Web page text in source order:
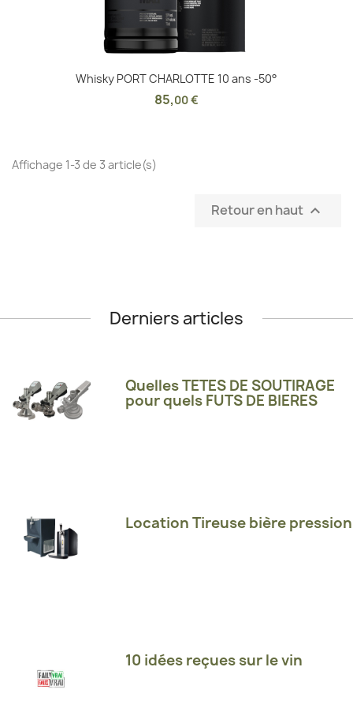
Whisky PORT CHARLOTTE 10 ans -50°
85,00 €
Affichage 1-3 de 3 article(s)
Retour en haut 
Derniers articles
Quelles TETES DE SOUTIRAGE
pour quels FUTS DE BIERES
Location Tireuse bière pression
10 idées reçues sur le vin